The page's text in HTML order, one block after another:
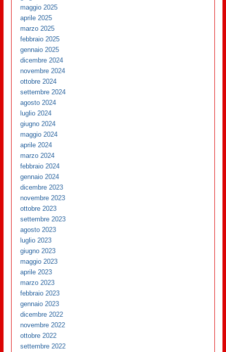
maggio 2025
aprile 2025
marzo 2025
febbraio 2025
gennaio 2025
dicembre 2024
novembre 2024
ottobre 2024
settembre 2024
agosto 2024
luglio 2024
giugno 2024
maggio 2024
aprile 2024
marzo 2024
febbraio 2024
gennaio 2024
dicembre 2023
novembre 2023
ottobre 2023
settembre 2023
agosto 2023
luglio 2023
giugno 2023
maggio 2023
aprile 2023
marzo 2023
febbraio 2023
gennaio 2023
dicembre 2022
novembre 2022
ottobre 2022
settembre 2022